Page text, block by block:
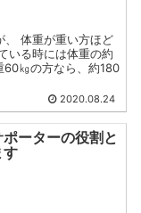
、 体重が重い方ほど
いる時には体重の約
60㎏の方なら、約180
2020.08.24
ーターの役割と
す